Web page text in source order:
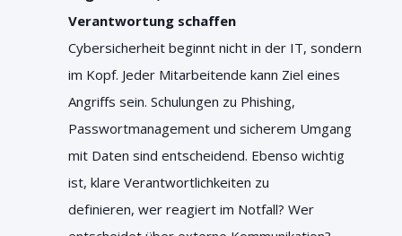
Verantwortung schaffen
Cybersicherheit beginnt nicht in der IT, sondern
im Kopf. Jeder Mitarbeitende kann Ziel eines
Angriffs sein. Schulungen zu Phishing,
Passwortmanagement und sicherem Umgang
mit Daten sind entscheidend. Ebenso wichtig
ist, klare Verantwortlichkeiten zu
definieren, wer reagiert im Notfall? Wer